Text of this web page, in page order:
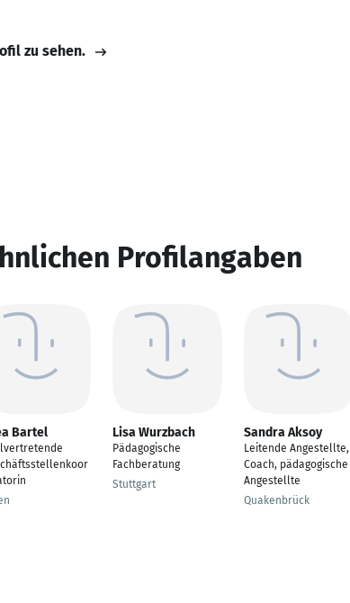
zu sehen.
Profilangaben
Bartel Lisa Wurzbach
Pädagogische
Fachberatung
Stuttgart
Sandra Aksoy
Leitende Angestellte,
Coach, pädagogische
Angestellte
Quakenbrück